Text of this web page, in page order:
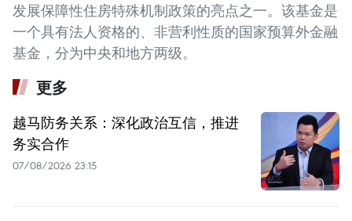
发展保障性住房特殊机制政策的亮点之一。该基金是
一个具有法人资格的、非营利性质的国家预算外金融
基金，分为中央和地方两级。
更多
越马防务关系：深化政治互信，推进
务实合作
07/08/2026 23:15